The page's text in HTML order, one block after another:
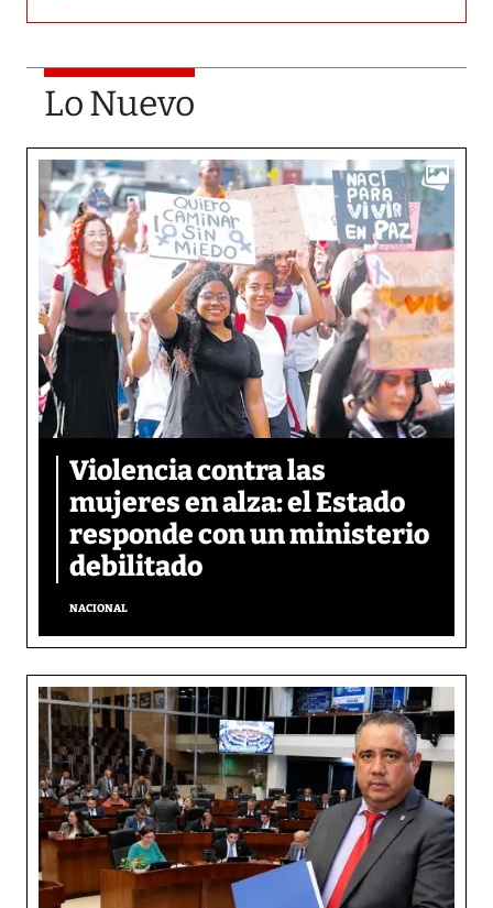
Lo Nuevo
Violencia contra las
mujeres en alza: el Estado
responde con un ministerio
debilitado
NACIONAL